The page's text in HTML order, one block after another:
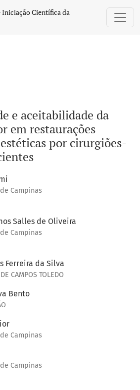
da diferença de cor em
Iniciação Científica da
e aceitabilidade da
em restaurações
por cirurgiões-
Campinas
Salles de Oliveira
Campinas
Ferreira da Silva
CAMPOS TOLEDO
Bento
Campinas
Campinas